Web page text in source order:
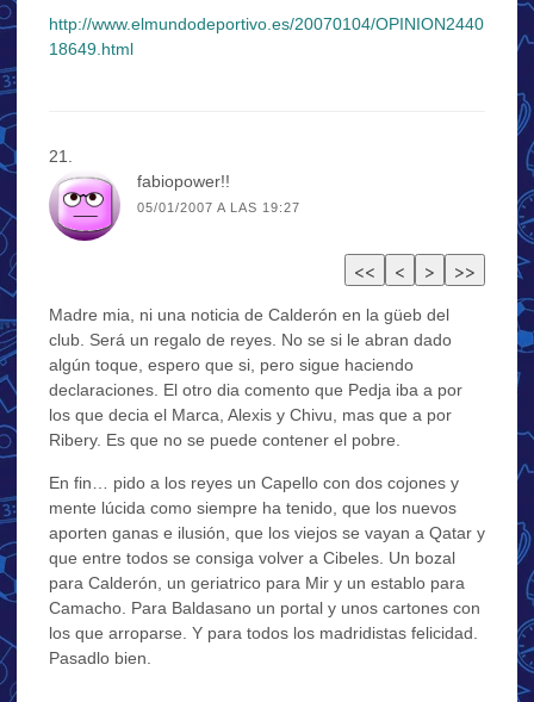
http://www.elmundodeportivo.es/20070104/OPINION2440
18649.html
fabiopower!!
05/01/2007 A LAS 19:27
Madre mia, ni una noticia de Calderón en la güeb del
club. Será un regalo de reyes. No se si le abran dado
algún toque, espero que si, pero sigue haciendo
declaraciones. El otro dia comento que Pedja iba a por
los que decia el Marca, Alexis y Chivu, mas que a por
Ribery. Es que no se puede contener el pobre.
En fin… pido a los reyes un Capello con dos cojones y
mente lúcida como siempre ha tenido, que los nuevos
aporten ganas e ilusión, que los viejos se vayan a Qatar y
que entre todos se consiga volver a Cibeles. Un bozal
para Calderón, un geriatrico para Mir y un establo para
Camacho. Para Baldasano un portal y unos cartones con
los que arroparse. Y para todos los madridistas felicidad.
Pasadlo bien.